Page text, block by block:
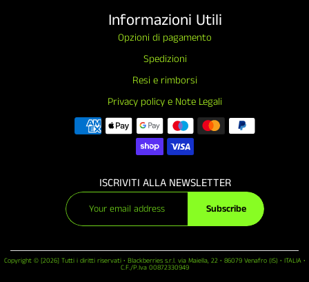
Informazioni Utili
Opzioni di pagamento
Spedizioni
Resi e rimborsi
Privacy policy e Note Legali
ISCRIVITI ALLA NEWSLETTER
Subscribe
Copyright © [2026] Tutti i diritti riservati • Blackberries s.r.l. via Maiella, 22 • 86079 Venafro (IS) • ITALIA •
C.F./P.Iva 00872330949